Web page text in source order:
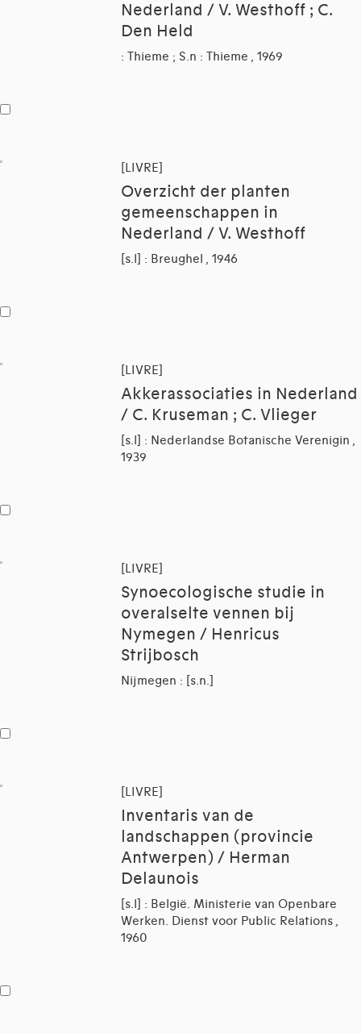
Nederland / V. Westhoff ; C.
Den Held
: Thieme ; S.n : Thieme , 1969
[LIVRE]
Overzicht der planten
gemeenschappen in
Nederland / V. Westhoff
[s.l] : Breughel , 1946
[LIVRE]
Akkerassociaties in Nederland
/ C. Kruseman ; C. Vlieger
[s.l] : Nederlandse Botanische Verenigin ,
1939
[LIVRE]
Synoecologische studie in
overalselte vennen bij
Nymegen / Henricus
Strijbosch
Nijmegen : [s.n.]
[LIVRE]
Inventaris van de
landschappen (provincie
Antwerpen) / Herman
Delaunois
[s.l] : België. Ministerie van Openbare
Werken. Dienst voor Public Relations ,
1960